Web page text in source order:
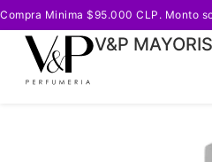
Compra Minima $95.000 CLP. Monto
V&P